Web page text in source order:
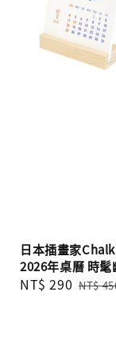
日本插畫家
2026年桌曆 時髦
Sale
NT$ 290 NT$